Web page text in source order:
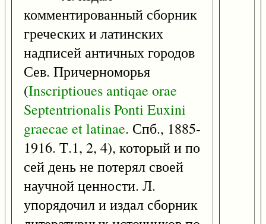
комментированный сборник
греческих и латинских
надписей античных городов
Сев. Причерноморья
(Inscriptioues antiqae orae
SeptentrionalisPonti Euxini
graecae etlatinae. Спб., 1885-
1916. Т.1, 2, 4), который и по
сей день не потерял своей
научной ценности. Л.
упорядочил и издал сборник